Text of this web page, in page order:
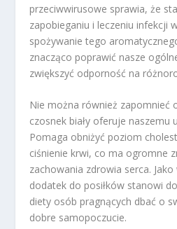
przeciwwirusowe sprawia, że
zapobieganiu i leczeniu infekcji
spożywanie tego
znacząco poprawić nasze
zwiększyć odporność na
Nie można również zapomnieć
czosnek biały oferuje naszemu
Pomaga obniżyć poziom
ciśnienie krwi, co ma ogromne
zachowania zdrowia serca.
dodatek do posiłków stanowi
diety osób pragnących dbać o
dobre samopoczucie.